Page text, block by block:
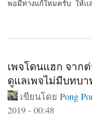
พอมีทางแก้ใหมครับ ให้เเ
about Web shows on
เพจโดนแฮก จาก
ดูแลเพจไม่มีบทบา
เขียนโดย Pong
2019 - 00:48